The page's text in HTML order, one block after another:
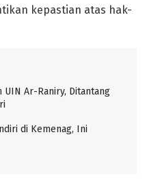
kepastian atas hak-
Ar-Raniry, Ditantang
di Kemenag, Ini